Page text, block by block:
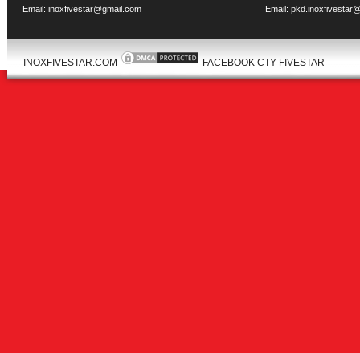
Email: inoxfivestar@gmail.com
Email:
INOXFIVESTAR.COM FACEBOOK CTY FIVESTAR